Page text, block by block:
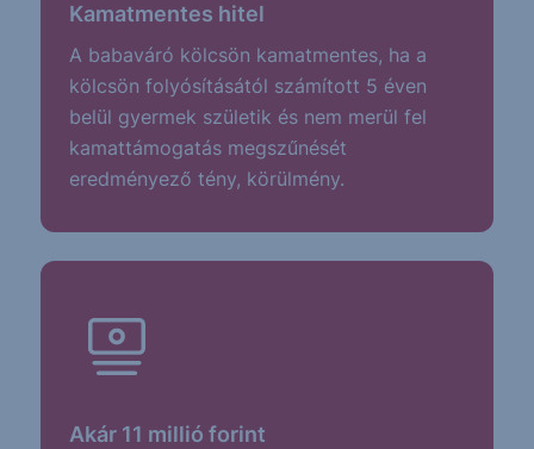
Kamatmentes hitel
A babaváró kölcsön kamatmentes, ha a
kölcsön folyósításától számított 5 éven
belül gyermek születik és nem merül fel
kamattámogatás megszűnését
eredményező tény, körülmény.
Akár 11 millió forint